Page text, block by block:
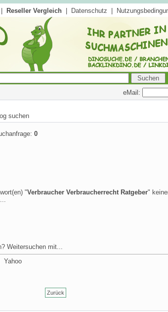
Reseller Vergleich Datenschutz
eMail:
suchen
0
"Verbraucher Verbraucherrecht Ratgeber"
Weitersuchen mit...
Yahoo
Zurück